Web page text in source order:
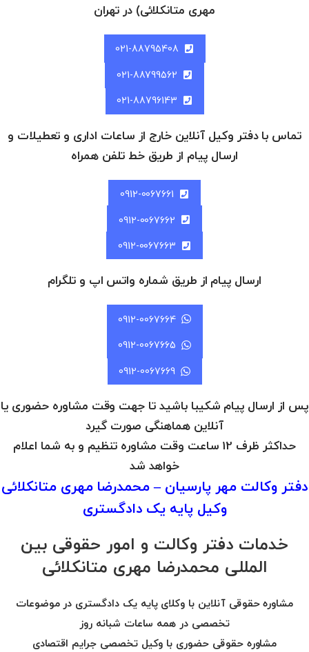
مهری متانکلائی) در تهران
021-88795408
021-88799562
021-88796143
تماس با دفتر وکیل آنلاین خارج از ساعات اداری و تعطیلات و
ارسال پیام از طریق خط تلفن همراه
0912-0067661
0912-0067662
0912-0067663
ارسال پیام از طریق شماره واتس اپ و تلگرام
0912-0067664
0912-0067665
0912-0067669
پس از ارسال پیام شکیبا باشید تا جهت وقت مشاوره حضوری یا
آنلاین هماهنگی صورت گیرد
حداکثر ظرف 12 ساعت وقت مشاوره تنظیم و به شما اعلام
خواهد شد
دفتر وکالت مهر پارسیان – محمدرضا مهری متانکلائی
وکیل پایه یک دادگستری
خدمات دفتر وکالت و امور حقوقی بین
المللی محمدرضا مهری متانکلائی
مشاوره حقوقی آنلاین با وکلای پایه یک دادگستری در موضوعات
تخصصی در همه ساعات شبانه روز
مشاوره حقوقی حضوری با وکیل تخصصی جرایم اقتصادی